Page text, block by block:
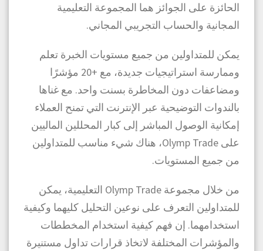
الحائزة على الجوائز هما المجموعة التعليمية
المجانية والحساب التجريبي المجاني.
يمكن للمتداولين من جميع مستويات الخبرة تعلم
وممارسة استراتيجيات جديدة، مع +20 مؤشرًا
ومضاعفات دون المخاطرة بسنت واحد. مع غناها
بالندوات التوضيحية عبر الإنترنت التي تمنح العملاء
إمكانية الوصول المباشر إلى كبار المحللين الماليين
على Olymp Trade، هناك شيء مناسب للمتداولين
من جميع المستويات.
من خلال مجموعة Olymp Trade التعليمية، يمكن
للمتداولين التعرف على نوعين التحليل كليهما وكيفية
استخدامهما. إن فهم كيفية استخدام المخططات
والمؤشرات المختلفة لاتخاذ قرارات تداول مستنيرة